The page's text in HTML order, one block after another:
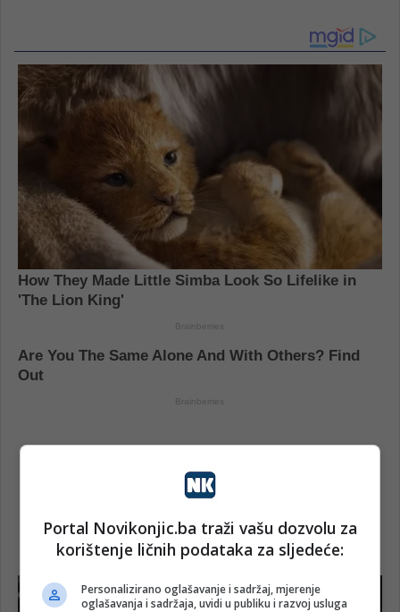
Portal Novikonjic.ba traži vašu dozvolu za
korištenje ličnih podataka za sljedeće:
Personalizirano oglašavanje i sadržaj, mjerenje
oglašavanja i sadržaja, uvidi u publiku i razvoj usluga